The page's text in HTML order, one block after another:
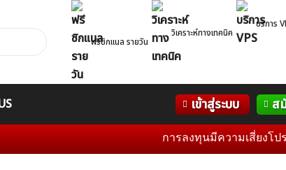
ฟรีซิกแนล รายวัน
วิเคราะห์ทางเทคนิค
บริการ
เข้าสู่ระบบ ส
WelTrade
การลงทุนมีความเสี่ยงโปร